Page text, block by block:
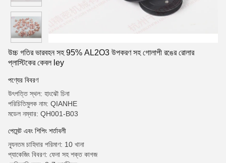
উচ্চ গতির ভারবহন সহ 95% AL2O3 উপকরণ সহ গোলাপী রঙের রোলার
প্লাস্টিকের কেবল ley
পণ্যের বিবরণ
উৎপত্তি স্থল: হাংঝৌ চিনা
পরিচিতিমুলক নাম: QIANHE
মডেল নম্বার: QH001-B03
পেমেন্ট এবং শিপিং শর্তাবলী
ন্যূনতম চাহিদার পরিমাণ: 10 খানা
প্যাকেজিং বিবরণ: ফেনা সহ শক্ত কাগজ